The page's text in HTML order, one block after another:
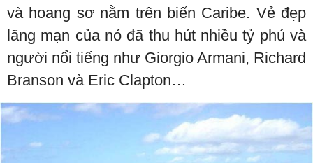
và hoang sơ nằm trên biển Caribe. Vẻ đẹp
lãng mạn của nó đã thu hút nhiều tỷ phú và
người nổi tiếng như Giorgio Armani, Richard
Branson và Eric Clapton…